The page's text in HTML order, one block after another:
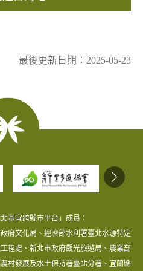
最後更新日期：2025-05-23
基宜跨縣市平台」成員：
府文化局、經濟部水利署臺北水源特定
程處、新北市政府觀光旅遊局、農業部
村發展及水土保持署臺北分署、宜蘭縣